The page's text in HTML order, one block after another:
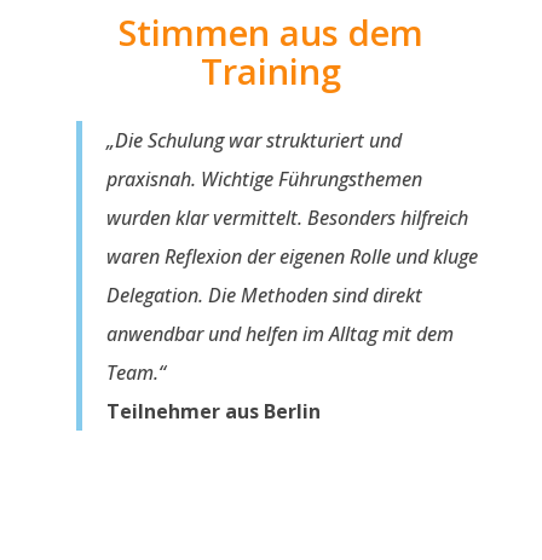
Stimmen aus dem
Training
„Die Schulung war strukturiert und
praxisnah. Wichtige Führungsthemen
wurden klar vermittelt. Besonders hilfreich
waren Reflexion der eigenen Rolle und kluge
Delegation. Die Methoden sind direkt
anwendbar und helfen im Alltag mit dem
Team.“
Teilnehmer aus Berlin